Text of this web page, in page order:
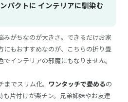
パクトに インテリアに馴染む
みがちなのが大きさ。できるだけお家
にもおすすめなのが、こちらの折り畳
インテリアの邪魔にもなりません。
でスリム化。 ワンタッチで畳めるの
も片付けが楽チン。兄弟姉妹やお友達